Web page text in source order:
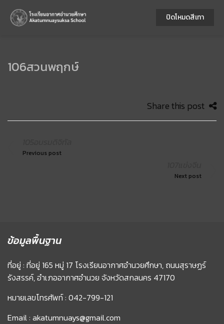
106สวนพฤกษ์
Share this post
Previous post
Next post
ข้อมูลพื้นฐาน
ที่อยู่ : ที่อยู่ 165 หมู่ 17 โรงเรียนอากาศอำนวยศึกษา, ถนนสุราษฏร์
รังสรรค์, อำเภออากาศอำนวย จังหวัดสกลนคร 47170
หมายเลขโทรศัพท์ : 042-799-121
Email : akatumnuays@gmail.com
ปิดโหมดสีเทา